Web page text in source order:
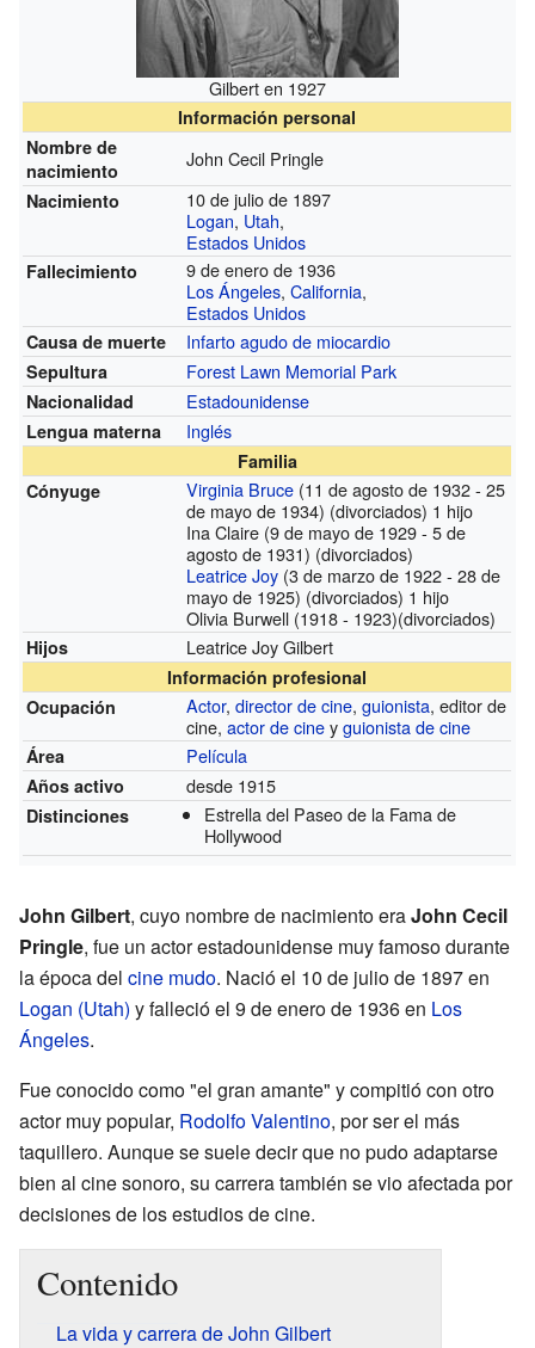
Gilbert en 1927
Información personal
Nombre de
nacimiento
John Cecil Pringle
Nacimiento
10 de julio de 1897
Logan, Utah,
Estados Unidos
Fallecimiento
9 de enero de 1936
Los Ángeles,California,
Estados Unidos
Causa de muerte Infarto agudo de miocardio
Sepultura Forest Lawn Memorial Park
Nacionalidad Estadounidense
Lengua materna Inglés
Familia
Cónyuge
Virginia Bruce (11 de agosto de 1932 - 25
de mayo de 1934) (divorciados) 1 hijo
Ina Claire (9 de mayo de 1929 - 5 de
agosto de 1931) (divorciados)
Leatrice Joy (3 de marzo de 1922 - 28 de
mayo de 1925) (divorciados) 1 hijo
Olivia Burwell (1918 - 1923)(divorciados)
Hijos Leatrice Joy Gilbert
Información profesional
Ocupación
Actor,director de cine,guionista, editor de
cine,actor de cineyguionista de cine
Área Película
Años activo desde 1915
Distinciones
Estrella del Paseo de la Fama de
Hollywood
John Gilbert, cuyo nombre de nacimiento eraJohn Cecil
Pringle, fue un actor estadounidense muy famoso durante
la época del cine mudo. Nació el 10 de julio de 1897 en
Logan (Utah) y falleció el 9 de enero de 1936 en Los
Ángeles.
Fue conocido como "el gran amante" y compitió con otro
actor muy popular, Rodolfo Valentino, por ser el más
taquillero. Aunque se suele decir que no pudo adaptarse
bien al cine sonoro, su carrera también se vio afectada por
decisiones de los estudios de cine.
Contenido
La vida y carrera de John Gilbert